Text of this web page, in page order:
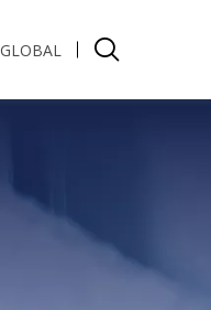
Preguntas y
GLOBAL